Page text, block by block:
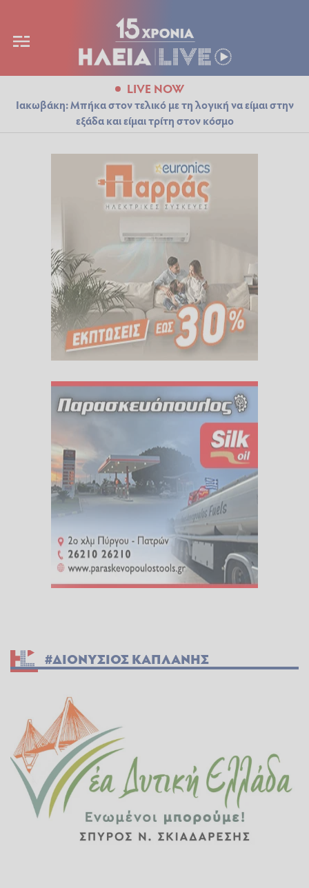
LIVE NOW
Ιακωβάκη: Μπήκα στον τελικό με τη λογική να είμαι στην
εξάδα και είμαι τρίτη στον κόσμο
#ΔΙΟΝΥΣΙΟΣ ΚΑΠΛΑΝΗΣ